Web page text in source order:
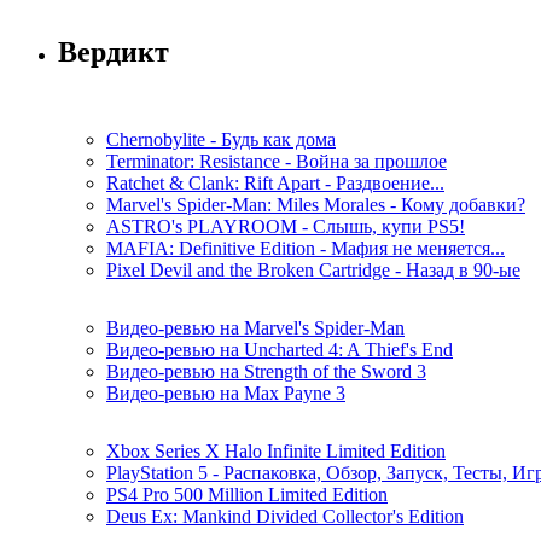
Вердикт
Chernobylite - Будь как дома
Terminator: Resistance - Война за прошлое
Ratchet & Clank: Rift Apart - Раздвоение...
Marvel's Spider-Man: Miles Morales - Кому добавки?
ASTRO's PLAYROOM - Слышь, купи PS5!
MAFIA: Definitive Edition - Мафия не меняется...
Pixel Devil and the Broken Cartridge - Назад в 90-ые
Видео-ревью на Marvel's Spider-Man
Видео-ревью на Uncharted 4: A Thief's End
Видео-ревью на Strength of the Sword 3
Видео-ревью на Max Payne 3
Xbox Series X Halo Infinite Limited Edition
PlayStation 5 - Распаковка, Обзор, Запуск, Тесты,
PS4 Pro 500 Million Limited Edition
Deus Ex: Mankind Divided Collector's Edition